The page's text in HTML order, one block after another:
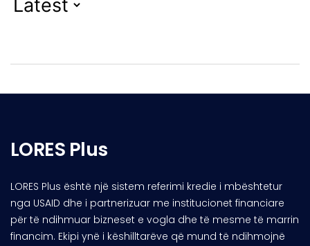
LORES Plus
LORES Plus është një sistem referimi kredie i mbështetur
nga USAID dhe i partnerizuar me institucionet financiare
për të ndihmuar bizneset e vogla dhe të mesme të marrin
financim. Ekipi ynë i këshilltarëve që mund të ndihmojnë